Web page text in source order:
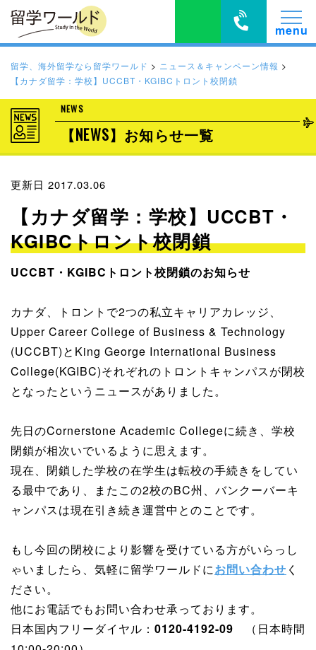
留学、海外留学なら留学ワールド > ニュース＆キャンペーン情報 >
【カナダ留学：学校】UCCBT・KGIBCトロント校閉鎖
NEWS
【NEWS】お知らせ一覧
更新日 2017.03.06
【カナダ留学：学校】UCCBT・
KGIBCトロント校閉鎖
UCCBT・KGIBCトロント校閉鎖のお知らせ
カナダ、トロントで2つの私立キャリアカレッジ、
Upper Career College of Business & Technology
(UCCBT)とKing George International Business
College(KGIBC)それぞれのトロントキャンパスが閉校
となったというニュースがありました。
先日のCornerstone Academic Collegeに続き、学校
閉鎖が相次いでいるように思えます。
現在、閉鎖した学校の在学生は転校の手続きをしてい
る最中であり、またこの2校のBC州、バンクーバーキ
ャンパスは現在引き続き運営中とのことです。
もし今回の閉校により影響を受けている方がいらっし
ゃいましたら、気軽に留学ワールドにお問い合わせ く
ださい。
他にお電話でもお問い合わせ承っております。
日本国内フリーダイヤル： 0120-4192-09 （日本時間